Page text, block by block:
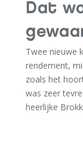
Dat
Twee nieuwe
rendement,
zoals het
was zeer
heerlijke